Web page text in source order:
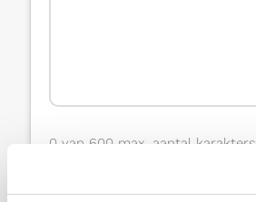
0 van 600 max. aantal karakters
CAPTCHA